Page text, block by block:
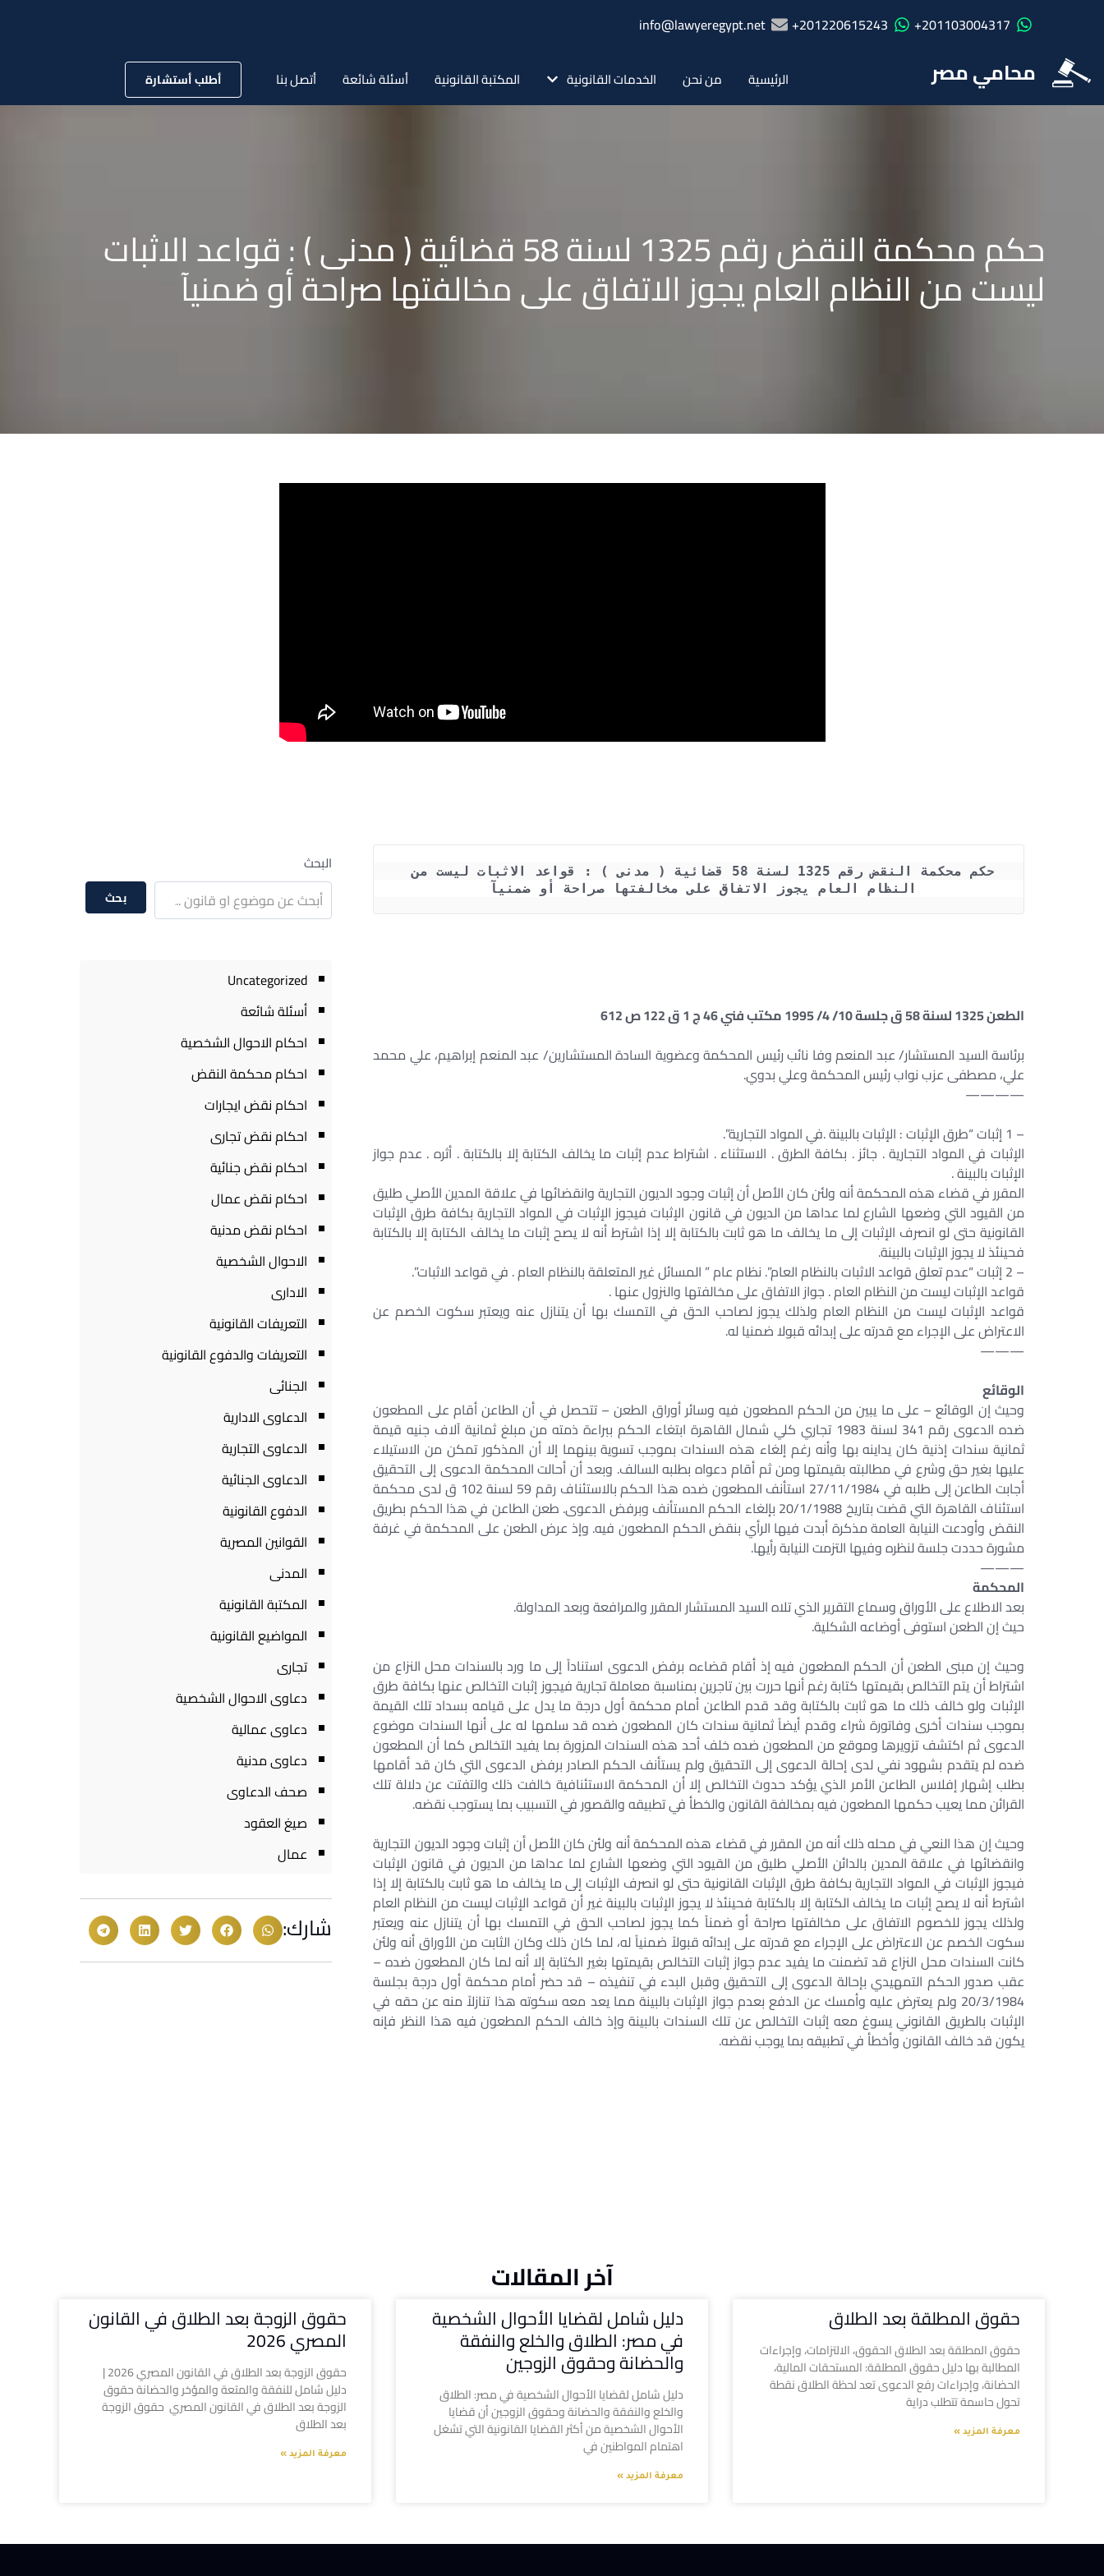
201103004317+
201220615243+
info@lawyeregypt.net
محامي مصر الرئيسية من نحن الخدمات القانونية المكتبة القانونية أسئلة شائعة أتصل بنا أطلب أستشارة
حكم محكمة النقض رقم 1325 لسنة 58 قضائية ( مدنى ) : قواعد الاثبات
ليست من النظام العام يجوز الاتفاق على مخالفتها صراحة أو ضمنيآ
حكم محكمة النقض رقم 1325 لسنة 58 قضائية ( مدنى ) : قواعد الاثبات ليست من
النظام العام يجوز الاتفاق على مخالفتها صراحة أو ضمنيآ
الطعن 1325 لسنة 58 ق جلسة 10/ 4/ 1995 مكتب فني 46 ج 1 ق 122 ص 612
برئاسة السيد المستشار/ عبد المنعم وفا نائب رئيس المحكمة وعضوية السادة المستشارين/ عبد المنعم إبراهيم، علي محمد
علي، مصطفى عزب نواب رئيس المحكمة وعلي بدوي.
————
– 1 إثبات “طرق الإثبات : الإثبات بالبينة .في المواد التجارية”.
الإثبات في المواد التجارية . جائز . بكافة الطرق . الاستثناء . اشتراط عدم إثبات ما يخالف الكتابة إلا بالكتابة . أثره . عدم جواز
الإثبات بالبينة .
المقرر في قضاء هذه المحكمة أنه ولئن كان الأصل أن إثبات وجود الديون التجارية وانقضائها في علاقة المدين الأصلي طليق
من القيود التي وضعها الشارع لما عداها من الديون في قانون الإثبات فيجوز الإثبات في المواد التجارية بكافة طرق الإثبات
القانونية حتى لو انصرف الإثبات إلى ما يخالف ما هو ثابت بالكتابة إلا إذا اشترط أنه لا يصح إثبات ما يخالف الكتابة إلا بالكتابة
فحينئذ لا يجوز الإثبات بالبينة.
– 2 إثبات “عدم تعلق قواعد الاثبات بالنظام العام”. نظام عام ” المسائل غير المتعلقة بالنظام العام . في قواعد الاثبات”.
قواعد الإثبات ليست من النظام العام . جواز الاتفاق على مخالفتها والنزول عنها .
قواعد الإثبات ليست من النظام العام ولذلك يجوز لصاحب الحق في التمسك بها أن يتنازل عنه ويعتبر سكوت الخصم عن
الاعتراض على الإجراء مع قدرته على إبدائه قبولا ضمنيا له.
———
الوقائع
وحيث إن الوقائع – على ما يبين من الحكم المطعون فيه وسائر أوراق الطعن – تتحصل في أن الطاعن أقام على المطعون
ضده الدعوى رقم 341 لسنة 1983 تجاري كلي شمال القاهرة ابتغاء الحكم ببراءة ذمته من مبلغ ثمانية آلاف جنيه قيمة
ثمانية سندات إذنية كان يداينه بها وأنه رغم إلغاء هذه السندات بموجب تسوية بينهما إلا أن المذكور تمكن من الاستيلاء
عليها بغير حق وشرع في مطالبته بقيمتها ومن ثم أقام دعواه بطلبه السالف. وبعد أن أحالت المحكمة الدعوى إلى التحقيق
أجابت الطاعن إلى طلبه في 27/11/1984 استأنف المطعون ضده هذا الحكم بالاستئناف رقم 59 لسنة 102 ق لدى محكمة
استئناف القاهرة التي قضت بتاريخ 20/1/1988 بإلغاء الحكم المستأنف وبرفض الدعوى. طعن الطاعن في هذا الحكم بطريق
النقض وأودعت النيابة العامة مذكرة أبدت فيها الرأي بنقض الحكم المطعون فيه. وإذ عرض الطعن على المحكمة في غرفة
مشورة حددت جلسة لنظره وفيها التزمت النيابة رأيها.
———
المحكمة
بعد الاطلاع على الأوراق وسماع التقرير الذي تلاه السيد المستشار المقرر والمرافعة وبعد المداولة.
حيث إن الطعن استوفى أوضاعه الشكلية.
وحيث إن مبنى الطعن أن الحكم المطعون فيه إذ أقام قضاءه برفض الدعوى استناداً إلى ما ورد بالسندات محل النزاع من
اشتراط أن يتم التخالص بقيمتها كتابة رغم أنها حررت بين تاجرين بمناسبة معاملة تجارية فيجوز إثبات التخالص عنها بكافة طرق
الإثبات ولو خالف ذلك ما هو ثابت بالكتابة وقد قدم الطاعن أمام محكمة أول درجة ما يدل على قيامه بسداد تلك القيمة
بموجب سندات أخرى وفاتورة شراء وقدم أيضاً ثمانية سندات كان المطعون ضده قد سلمها له على أنها السندات موضوع
الدعوى ثم اكتشف تزويرها وموقع من المطعون ضده خلف أحد هذه السندات المزورة بما يفيد التخالص كما أن المطعون
ضده لم يتقدم بشهود نفي لدى إحالة الدعوى إلى التحقيق ولم يستأنف الحكم الصادر برفض الدعوى التي كان قد أقامها
بطلب إشهار إفلاس الطاعن الأمر الذي يؤكد حدوث التخالص إلا أن المحكمة الاستئنافية خالفت ذلك والتفتت عن دلالة تلك
القرائن مما يعيب حكمها المطعون فيه بمخالفة القانون والخطأ في تطبيقه والقصور في التسبيب بما يستوجب نقضه.
وحيث إن هذا النعي في محله ذلك أنه من المقرر في قضاء هذه المحكمة أنه ولئن كان الأصل أن إثبات وجود الديون التجارية
وانقضائها في علاقة المدين بالدائن الأصلي طليق من القيود التي وضعها الشارع لما عداها من الديون في قانون الإثبات
فيجوز الإثبات في المواد التجارية بكافة طرق الإثبات القانونية حتى لو انصرف الإثبات إلى ما يخالف ما هو ثابت بالكتابة إلا إذا
اشترط أنه لا يصح إثبات ما يخالف الكتابة إلا بالكتابة فحينئذ لا يجوز الإثبات بالبينة غير أن قواعد الإثبات ليست من النظام العام
ولذلك يجوز للخصوم الاتفاق على مخالفتها صراحة أو ضمناً كما يجوز لصاحب الحق في التمسك بها أن يتنازل عنه ويعتبر
سكوت الخصم عن الاعتراض على الإجراء مع قدرته على إبدائه قبولاً ضمنياً له، لما كان ذلك وكان الثابت من الأوراق أنه ولئن
كانت السندات محل النزاع قد تضمنت ما يفيد عدم جواز إثبات التخالص بقيمتها بغير الكتابة إلا أنه لما كان المطعون ضده –
عقب صدور الحكم التمهيدي بإحالة الدعوى إلى التحقيق وقبل البدء في تنفيذه – قد حضر أمام محكمة أول درجة بجلسة
20/3/1984 ولم يعترض عليه وأمسك عن الدفع بعدم جواز الإثبات بالبينة مما يعد معه سكوته هذا تنازلاً منه عن حقه في
الإثبات بالطريق القانوني يسوغ معه إثبات التخالص عن تلك السندات بالبينة وإذ خالف الحكم المطعون فيه هذا النظر فإنه
يكون قد خالف القانون وأخطأ في تطبيقه بما يوجب نقضه.
البحث
بحث
Uncategorized
أسئلة شائعة
احكام الاحوال الشخصية
احكام محكمة النقض
احكام نقض ايجارات
احكام نقض تجارى
احكام نقض جنائية
احكام نقض عمال
احكام نقض مدنية
الاحوال الشخصية
الادارى
التعريفات القانونية
التعريفات والدفوع القانونية
الجنائى
الدعاوى الادارية
الدعاوى التجارية
الدعاوى الجنائية
الدفوع القانونية
القوانين المصرية
المدنى
المكتبة القانونية
المواضيع القانونية
تجارى
دعاوى الاحوال الشخصية
دعاوى عمالية
دعاوى مدنية
صحف الدعاوى
صيغ العقود
عمال
شارك:
آخر المقالات
حقوق المطلقة بعد الطلاق
حقوق المطلقة بعد الطلاق الحقوق، الالتزامات، وإجراءات
المطالبة بها دليل حقوق المطلقة: المستحقات المالية،
الحضانة، وإجراءات رفع الدعوى تعد لحظة الطلاق نقطة
تحول حاسمة تتطلب دراية
معرفة المزيد »
دليل شامل لقضايا الأحوال الشخصية
في مصر: الطلاق والخلع والنفقة
والحضانة وحقوق الزوجين
دليل شامل لقضايا الأحوال الشخصية في مصر: الطلاق
والخلع والنفقة والحضانة وحقوق الزوجين أن قضايا
الأحوال الشخصية من أكثر القضايا القانونية التي تشغل
اهتمام المواطنين في
معرفة المزيد »
حقوق الزوجة بعد الطلاق في القانون
المصري 2026
حقوق الزوجة بعد الطلاق في القانون المصري 2026 |
دليل شامل للنفقة والمتعة والمؤخر والحضانة حقوق
الزوجة بعد الطلاق في القانون المصري حقوق الزوجة
بعد الطلاق
معرفة المزيد »